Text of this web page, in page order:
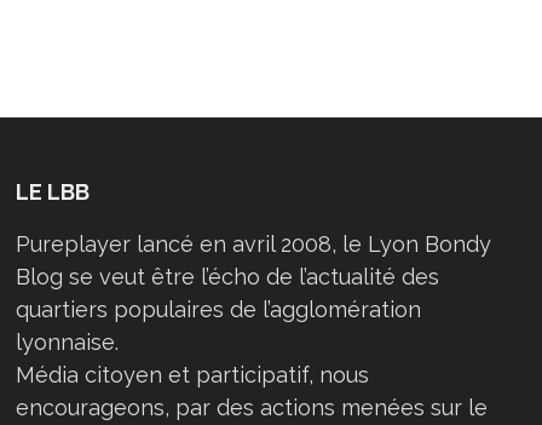
LE LBB
Pureplayer lancé en avril 2008, le Lyon Bondy
Blog se veut être l’écho de l’actualité des
quartiers populaires de l’agglomération
lyonnaise.
Média citoyen et participatif, nous
encourageons, par des actions menées sur le